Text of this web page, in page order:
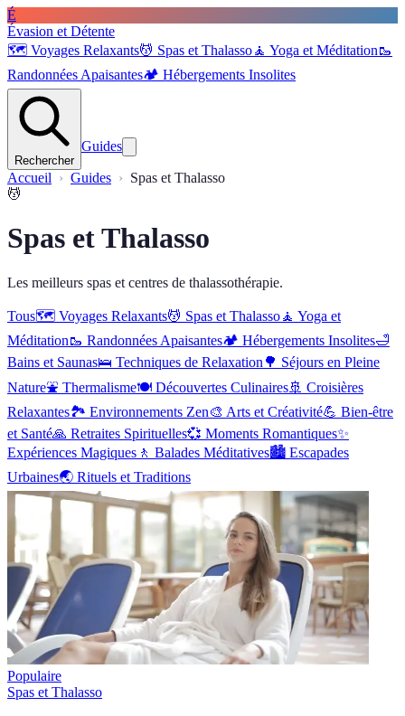
É
Évasion et Détente
🗺️ Voyages Relaxants💆 Spas et Thalasso🧘 Yoga et Méditation🥾
Randonnées Apaisantes🏕️ Hébergements Insolites
Rechercher
Guides
Accueil Guides
Spas et Thalasso
💆
Spas et Thalasso
Les meilleurs spas et centres de thalassothérapie.
Tous🗺️ Voyages Relaxants💆 Spas et Thalasso🧘 Yoga et
Méditation🥾 Randonnées Apaisantes🏕️ Hébergements Insolites🛁
Bains et Saunas🛌 Techniques de Relaxation 🌳 Séjours en Pleine
Nature⛲ Thermalisme🍽️ Découvertes Culinaires🚢 Croisières
Relaxantes🏞️ Environnements Zen🎨 Arts et Créativité💪 Bien-être
et Santé🙏 Retraites Spirituelles💞 Moments Romantiques✨
Expériences Magiques 🚶 Balades Méditatives🏙️ Escapades
Urbaines🌏 Rituels et Traditions
Populaire
Spas et Thalasso